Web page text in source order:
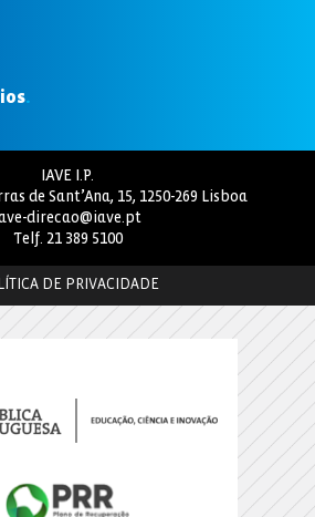
.
IAVE I.P.
de Sant’Ana, 15, 1250-269 Lisboa
direcao@iave.pt
Telf. 21 389 5100
DE PRIVACIDADE